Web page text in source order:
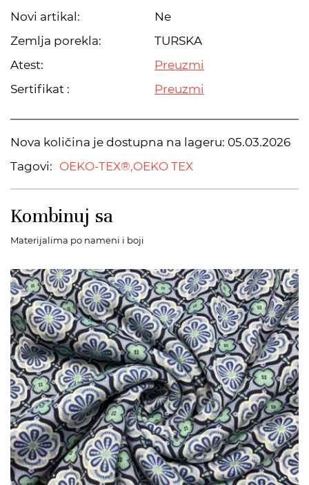
Novi artikal:
Ne
Zemlja porekla:
TURSKA
Atest:
Preuzmi
Sertifikat :
Preuzmi
Nova količina je dostupna na lageru: 05.03.2026
Tagovi: OEKO-TEX®,OEKO TEX
Kombinuj sa
Materijalima po nameni i boji